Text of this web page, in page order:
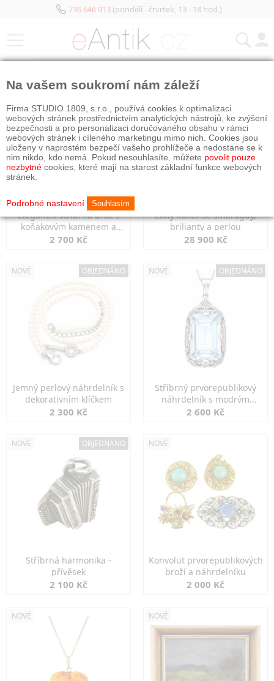
736 646 913(pondělí - čtvrtek, 13 - 18 hod.)
Elegantní stříbrná brož s
koňakovým kamenem a
markazity
2 700 Kč
Zlatý kolier se smaragdy,
brilianty a perlou
28 900 Kč
NOVÉ OBJEDNÁNO
Jemný perlový náhrdelník s
dekorativním klíčkem
2 300 Kč
NOVÉ OBJEDNÁNO
Stříbrný prvorepublikový
náhrdelník s modrým
spinelem
2 600 Kč
NOVÉ OBJEDNÁNO
Stříbrná harmonika -
přívěsek
2 100 Kč
NOVÉ
Konvolut prvorepublikových
broží a náhrdelníku
2 000 Kč
NOVÉ NOVÉ
Na vašem soukromí nám záleží
Firma STUDIO 1809, s.r.o., používá cookies k optimalizaci
webových stránek prostřednictvím analytických nástrojů, ke zvýšení
bezpečnosti a pro personalizaci doručovaného obsahu v rámci
webových stránek i cíleného marketingu mimo nich. Cookies jsou
uloženy v naprostém bezpečí vašeho prohlížeče a nedostane se k
nim nikdo, kdo nemá. Pokud nesouhlasíte, můžete povolit pouze
nezbytné cookies, které mají na starost základní funkce webových
stránek.
Podrobné nastavení Souhlasím